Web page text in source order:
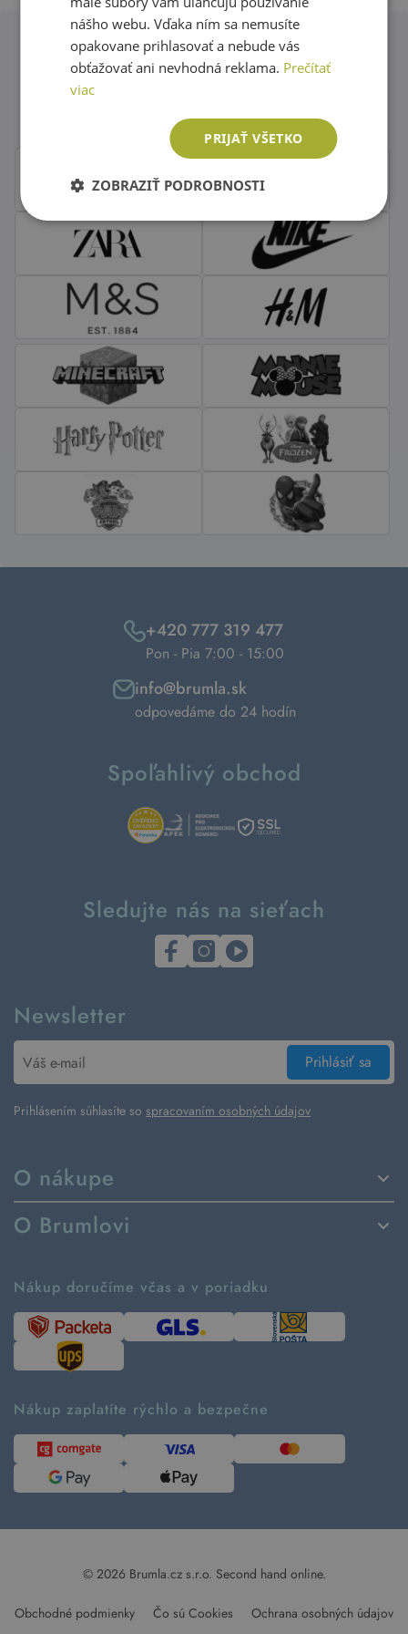
Obľúbené značky second hand
O nákupe
Spôsoby dodania a platby
Vrátenie tovaru a reklamácia
Návod ako nakupovať
Tabuľka veľkostí
Predávané značky
Kontakt
O Brumlovi
Ako tvoríme second hand
Časté otázky
Kde pomáhame
Udržateľnosť
Blog
Pre médiá
+420 777 319 477
Pon - Pia 7:00 - 15:00
info@brumla.sk
odpovedáme do 24 hodín
Spoľahlivý obchod
Sledujte nás na sieťach
Newsletter
Prihlásiť sa
Prihlásením súhlasíte so spracovaním osobných údajov
Nákup doručíme včas a v poriadku
Nákup zaplatíte rýchlo a bezpečne
© 2026 Brumla.cz s.r.o. Second hand online.
Obchodné podmienky Čo sú Cookies Ochrana osobných údajov
nášho webu. Vďaka ním sa nemusíte
opakovane prihlasovať a nebude vás
obťažovať ani nevhodná reklama. Prečítať
viac
PRIJAŤ VŠETKO
ZOBRAZIŤ PODROBNOSTI